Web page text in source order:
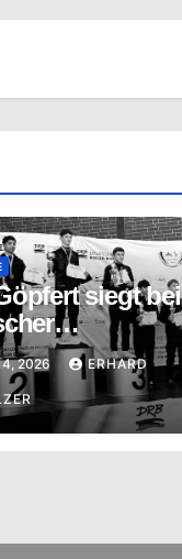
siegt bei
2026 ERHARD